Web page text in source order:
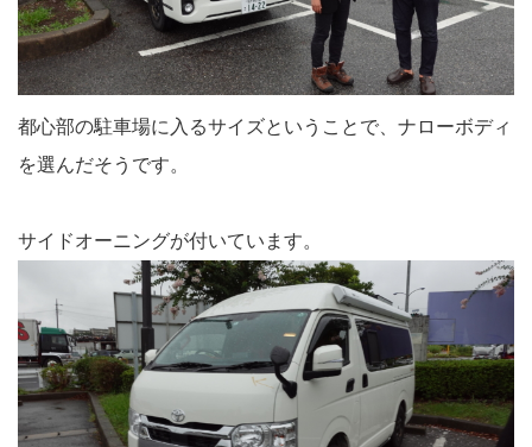
都心部の駐車場に入るサイズということで、ナローボディ
を選んだそうです。
サイドオーニングが付いています。